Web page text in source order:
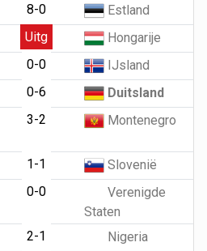
8-0
Estland
Uitg
Hongarije
0-0
IJsland
0-6
Duitsland
3-2 Montenegro
1-1
Slovenië
0-0
Verenigde
Staten
2-1
Nigeria